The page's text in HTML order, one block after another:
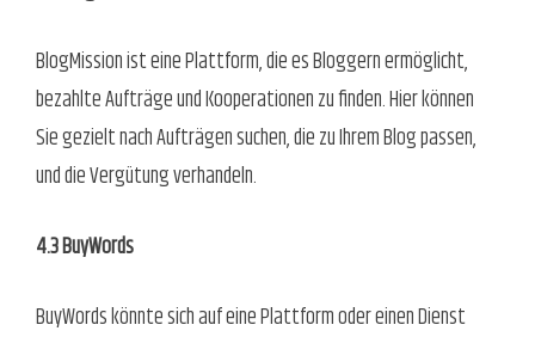
BlogMission ist eine Plattform, die es Bloggern ermöglicht,
bezahlte Aufträge und Kooperationen zu finden. Hier können
Sie gezielt nach Aufträgen suchen, die zu Ihrem Blog passen,
und die Vergütung verhandeln.
4.3 BuyWords
BuyWords könnte sich auf eine Plattform oder einen Dienst